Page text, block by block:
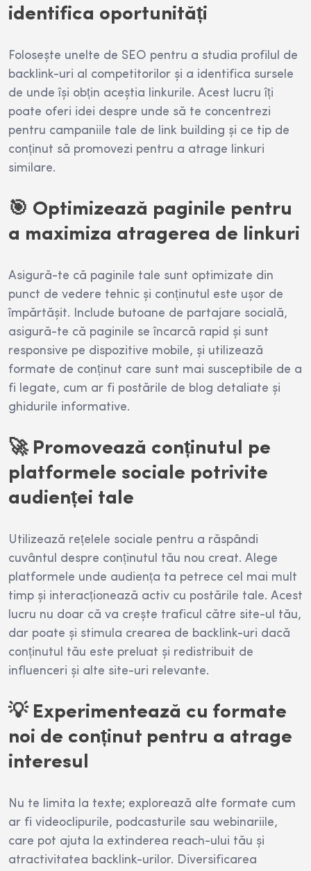
identifica oportunități
Folosește unelte de SEO pentru a studia profilul de
backlink-uri al competitorilor și a identifica sursele
de unde își obțin aceștia linkurile. Acest lucru îți
poate oferi idei despre unde să te concentrezi
pentru campaniile tale de link building și ce tip de
conținut să promovezi pentru a atrage linkuri
similare.
🎯 Optimizează paginile pentru
a maximiza atragerea de linkuri
Asigură-te că paginile tale sunt optimizate din
punct de vedere tehnic și conținutul este ușor de
împărtășit. Include butoane de partajare socială,
asigură-te că paginile se încarcă rapid și sunt
responsive pe dispozitive mobile, și utilizează
formate de conținut care sunt mai susceptibile de a
fi legate, cum ar fi postările de blog detaliate și
ghidurile informative.
🚀 Promovează conținutul pe
platformele sociale potrivite
audienței tale
Utilizează rețelele sociale pentru a răspândi
cuvântul despre conținutul tău nou creat. Alege
platformele unde audiența ta petrece cel mai mult
timp și interacționează activ cu postările tale. Acest
lucru nu doar că va crește traficul către site-ul tău,
dar poate și stimula crearea de backlink-uri dacă
conținutul tău este preluat și redistribuit de
influenceri și alte site-uri relevante.
💡 Experimentează cu formate
noi de conținut pentru a atrage
interesul
Nu te limita la texte; explorează alte formate cum
ar fi videoclipurile, podcasturile sau webinariile,
care pot ajuta la extinderea reach-ului tău și
atractivitatea backlink-urilor. Diversificarea